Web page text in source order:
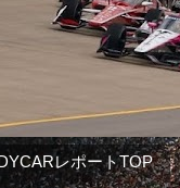
レポートTOP